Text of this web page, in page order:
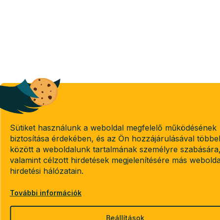
Sütiket használunk a weboldal megfelelő működésének
biztosítása érdekében, és az Ön hozzájárulásával
között a weboldalunk tartalmának személyre
valamint célzott hirdetések megjelenítésére más
hirdetési hálózatain.
További információk
Beállítások